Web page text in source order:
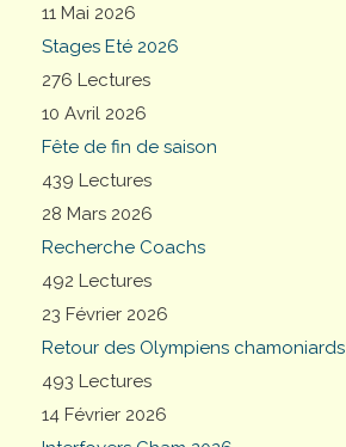
11 Mai 2026
Stages Eté 2026
276 Lectures
10 Avril 2026
Fête de fin de saison
439 Lectures
28 Mars 2026
Recherche Coachs
492 Lectures
23 Février 2026
Retour des Olympiens chamoniards
493 Lectures
14 Février 2026